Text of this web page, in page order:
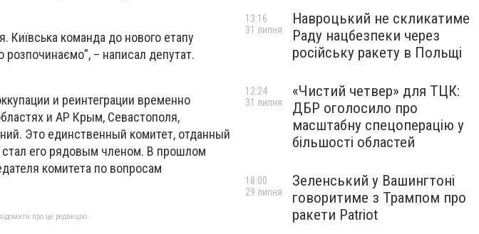
Київська команда до нового етапу
розпочинаємо”, – написал депутат.
и реинтеграции временно
и АР Крым, Севастополя,
Это единственный комитет, отданный
его рядовым членом. В прошлом
комитета по вопросам
про це редакцію
Навроцький не скликатиме
Раду нацбезпеки через
російську ракету в Польщі
13:16
31 липня
«Чистий четвер» для ТЦК:
ДБР оголосило про
масштабну спецоперацію у
більшості областей
12:24
31 липня
Зеленський у Вашингтоні
говоритиме з Трампом про
ракети Patriot
18:00
29 липня